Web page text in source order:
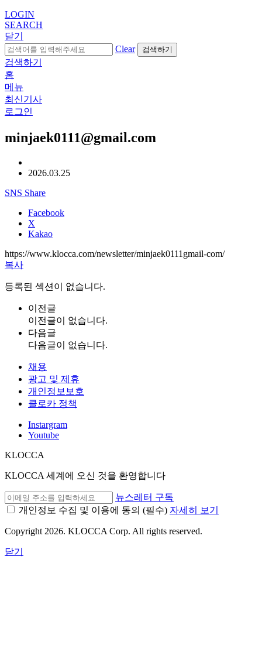
LOGIN
SEARCH
닫기
Clear
검색하기
검색하기
홈
메뉴
최신기사
로그인
minjaek0111@gmail.com
2026.03.25
SNS Share
Facebook
X
Kakao
https://www.klocca.com/newsletter/minjaek0111gmail-com/
복사
등록된 섹션이 없습니다.
이전글
이전글이 없습니다.
다음글
다음글이 없습니다.
채용
광고 및 제휴
개인정보보호
클로카 정책
Instargram
Youtube
KLOCCA
KLOCCA 세계에 오신 것을 환영합니다
뉴스레터 구독
개인정보 수집 및 이용에 동의 (필수) 자세히 보기
Copyright 2026. KLOCCA Corp. All rights reserved.
닫기